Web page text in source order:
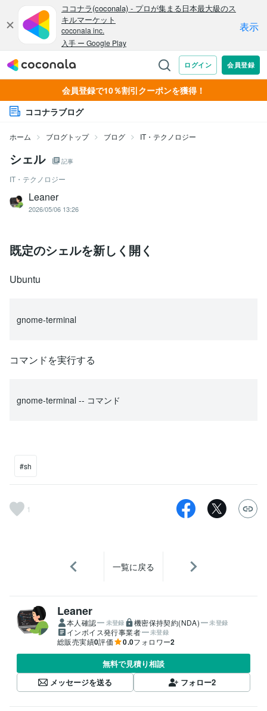
会員登録で10％割引クーポンを獲得！
ココナラブログ
ホーム ブログトップ ブログ IT・テクノロジー
シェル 記事
IT・テクノロジー
Leaner
2026/05/06 13:26
既定のシェルを新しく開く
Ubuntu
gnome-terminal
コマンドを実行する
gnome-terminal -- コマンド
#sh
1
一覧に戻る
Leaner
本人確認 未登録 機密保持契約(NDA) 未登録
インボイス発行事業者 未登録
総販売実績0評価 0.0フォロワー2
無料で見積り相談
メッセージを送る
フォロー2